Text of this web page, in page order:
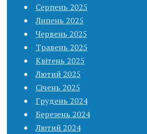
Серпень 2025
Липень 2025
Червень 2025
Травень 2025
Квітень 2025
Лютий 2025
Січень 2025
Грудень 2024
Березень 2024
Лютий 2024